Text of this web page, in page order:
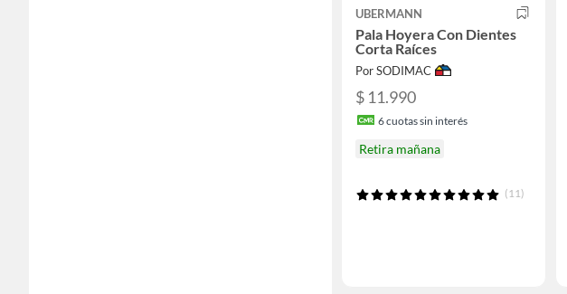
UBERMANN
Pala Hoyera Con Dientes
Corta Raíces
Por SODIMAC
$ 11.990
6cuotas sin interés
Retira mañana
(11)